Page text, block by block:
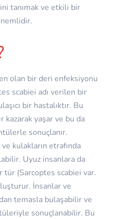
tanımak ve etkili bir
olan bir deri enfeksiyonu
scabiei adı verilen bir
bir hastalıktır. Bu
kazarak yaşar ve bu da
sonuçlanır.
kulakların etrafında
Uyuz insanlara da
tür (Sarcoptes scabiei var.
İnsanlar ve
temasla bulaşabilir ve
sonuçlanabilir. Bu